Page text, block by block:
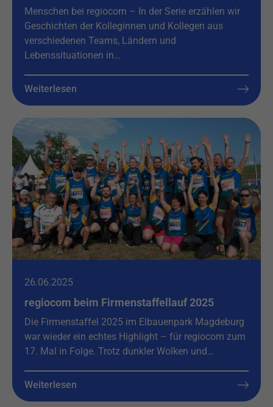
Menschen bei regiocom – In der Serie erzählen wir
Geschichten der Kolleginnen und Kollegen aus
verschiedenen Teams, Ländern und
Lebenssituationen in…
Weiterlesen
26.06.2025
regiocom beim Firmenstaffellauf 2025
Die Firmenstaffel 2025 im Elbauenpark Magdeburg
war wieder ein echtes Highlight – für regiocom zum
17. Mal in Folge. Trotz dunkler Wolken und…
Weiterlesen